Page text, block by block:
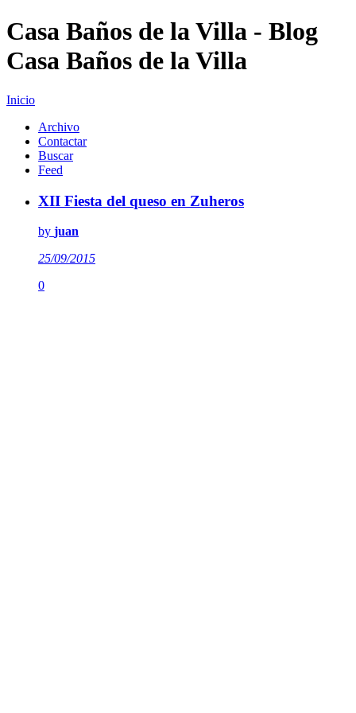
Casa Baños de la Villa - Blog
Casa Baños de la Villa
Inicio
Archivo
Contactar
Buscar
Feed
XII Fiesta del queso en Zuheros
by juan
25/09/2015
0